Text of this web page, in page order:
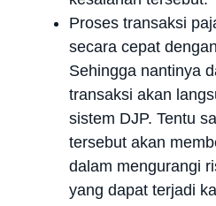
Proses transaksi
secara cepat
Sehingga nantinya
transaksi akan
sistem DJP. Tentu
tersebut akan
dalam mengurangi
yang dapat terjadi